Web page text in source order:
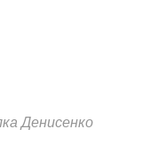
Денисенко